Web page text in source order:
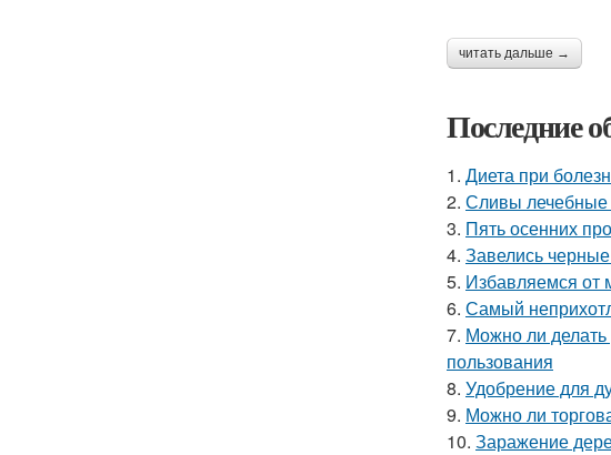
читать дальше →
Последние
1. Диета при
2. Сливы лечебные
3. Пять осенних
4. Завелись
5. Избавляемся от
6. Самый
7. Можно ли
пользования
8. Удобрение для
9. Можно ли
10. Заражение